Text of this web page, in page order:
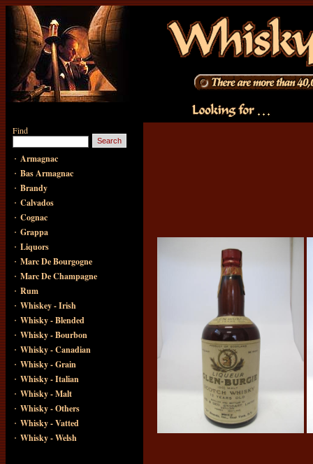
Find
· Armagnac
· Bas Armagnac
· Brandy
· Calvados
· Cognac
· Grappa
· Liquors
· Marc De Bourgogne
· Marc De Champagne
· Rum
· Whiskey - Irish
· Whisky - Blended
· Whisky - Bourbon
· Whisky - Canadian
· Whisky - Grain
· Whisky - Italian
· Whisky - Malt
· Whisky - Others
· Whisky - Vatted
· Whisky - Welsh